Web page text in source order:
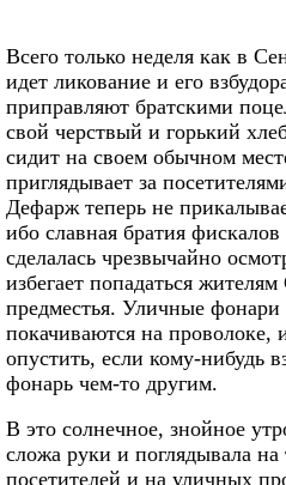
Всего только неделя как в
идет ликование и его
приправляют братскими
свой черствый и горький
сидит на своем обычном
приглядывает за
Дефарж теперь не
ибо славная братия
сделалась чрезвычайно
избегает попадаться
предместья. Уличные фонари
покачиваются на
опустить, если кому-нибудь
фонарь чем-то другим.
В это солнечное, знойное
сложа руки и поглядывала
посетителей и на уличных